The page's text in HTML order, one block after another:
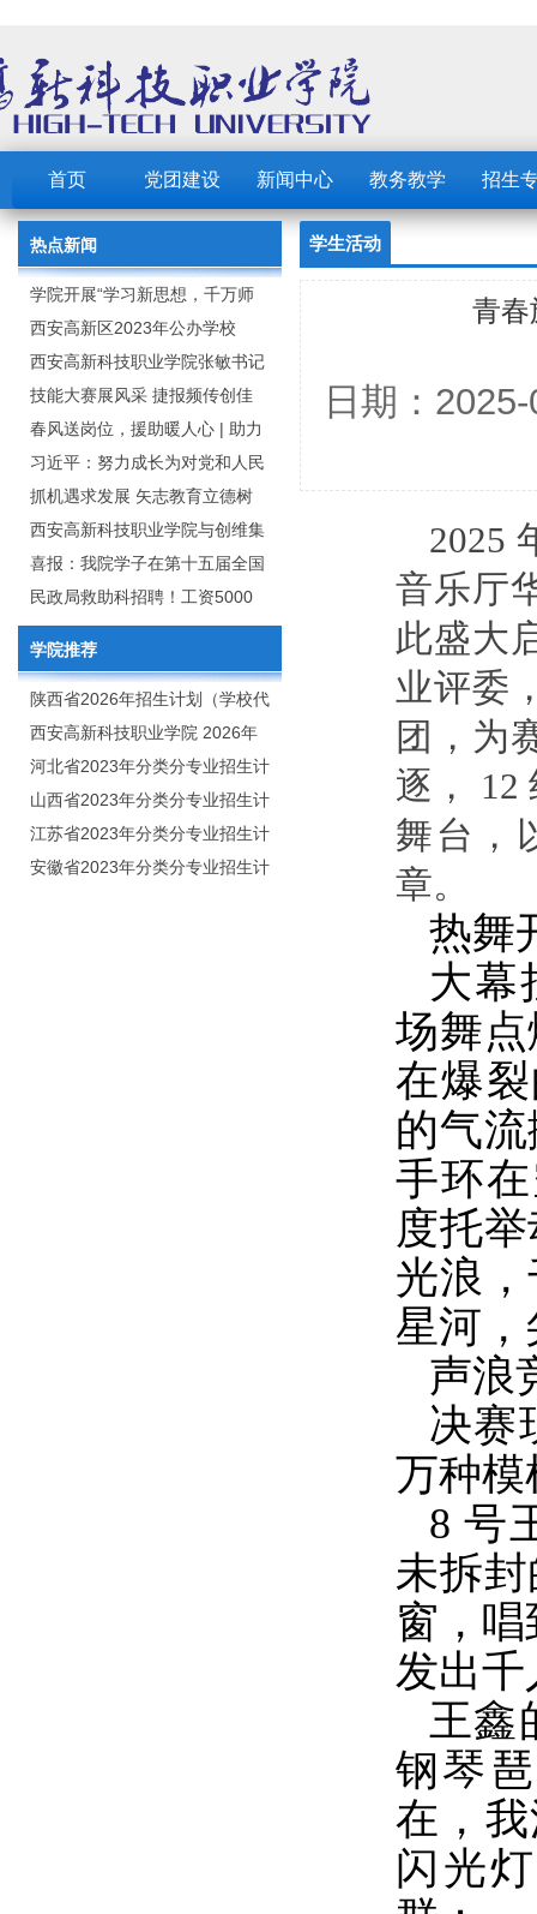
首页 党团建设 新闻中心 教务教学 招生
热点新闻
学院开展“学习新思想，千万师
生同上一堂课”活动
西安高新区2023年公办学校
（园） 公开招聘教职工公告
西安高新科技职业学院张敏书记
为全院师生党员上党课
技能大赛展风采 捷报频传创佳
绩：西安高新科技职业学院师生
在2023年陕西省职业技能大赛中
取佳绩
春风送岗位，援助暖人心 | 助力
毕业生求职就业
习近平：努力成长为对党和人民
忠诚可靠、堪当时代重任的栋梁
之才
抓机遇求发展 矢志教育立德树
人：西安高新科技职业学院召开
2020年年终总结暨表彰网络视频
会
西安高新科技职业学院与创维集
团举行校企合作签约仪式
喜报：我院学子在第十五届全国
大学生广告艺术大赛（大广
赛）、第十一届未来设计师.高校
数字艺术设计大赛（NCDA）国
赛中喜获佳绩
民政局救助科招聘！工资5000
元/月
学院推荐
陕西省2026年招生计划（学校代
码：8103）
西安高新科技职业学院 2026年
招生章程
河北省2023年分类分专业招生计
划（院校代号：1889）
山西省2023年分类分专业招生计
划（院校代号：5560）
江苏省2023年分类分专业招生计
划（院校代号：8931）
安徽省2023年分类分专业招生计
学生活动
青春
日期：
2025
音乐厅
此盛大
业评委
团，为
逐， 12
舞台，
章。
热舞
大幕
场舞
在爆
的气
手环
度托
光浪
星河，
声浪
决赛
万种模
8 号
未拆
窗，
发出千
王鑫
钢琴
在，
闪光